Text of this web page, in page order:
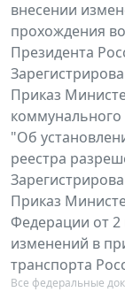
внесении
прохождения
Президента
Приказ
коммунального
"Об
реестра
Приказ
Федерации от
изменений в
транспорта
Все федеральные